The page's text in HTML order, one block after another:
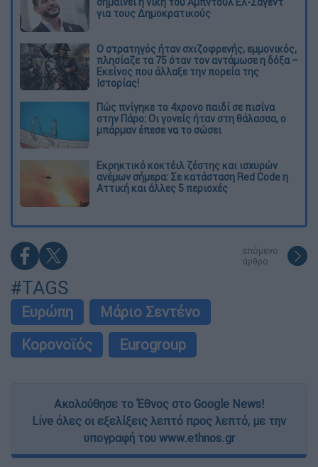
για τους Δημοκρατικούς
O στρατηγός ήταν σχιζοφρενής, εμμονικός,
πλησίαζε τα 75 όταν τον αντάμωσε η δόξα –
Εκείνος που άλλαξε την πορεία της
Ιστορίας!
Πώς πνίγηκε το 4χρονο παιδί σε πισίνα
στην Πάρο: Οι γονείς ήταν στη θάλασσα, ο
μπάρμαν έπεσε να το σώσει
Εκρηκτικό κοκτέιλ ζέστης και ισχυρών
ανέμων σήμερα: Σε κατάσταση Red Code η
Αττική και άλλες 5 περιοχές
επόμενο
άρθρο
#TAGS
Ευρώπη
Μάριο Σεντένο
Κορονοϊός
Eurogroup
Ακολούθησε το Έθνος στο Google News!
Live όλες οι εξελίξεις λεπτό προς λεπτό, με την
υπογραφή του www.ethnos.gr